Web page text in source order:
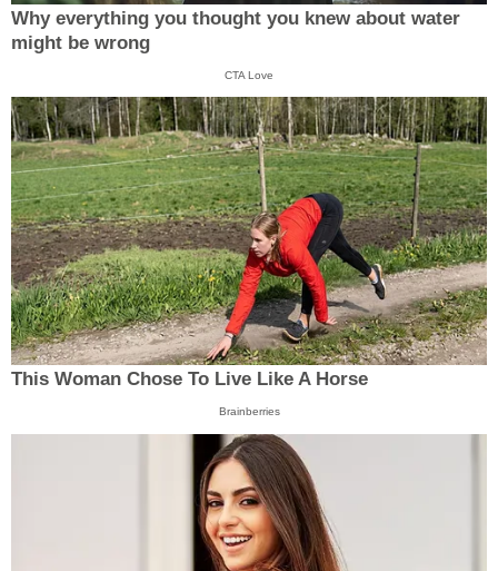
Why everything you thought you knew about water
might be wrong
CTA Love
This Woman Chose To Live Like A Horse
Brainberries